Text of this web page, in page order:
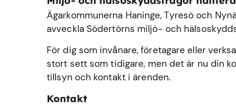
Ägarkommunerna Haninge, Tyresö och
avveckla Södertörns miljö- och
För dig som invånare, företagare eller
stort sett som tidigare, men det är nu din
tillsyn och kontakt i ärenden.
Kontakt